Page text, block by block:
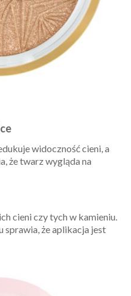
widoczność cieni, a
że twarz wygląda na
cieni czy tych w kamieniu.
że aplikacja jest